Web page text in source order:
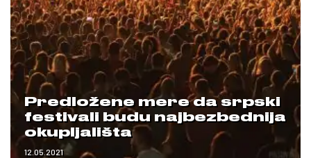
Predložene mere da srpski
festivali budu najbezbednija
okupljališta
12.05.2021